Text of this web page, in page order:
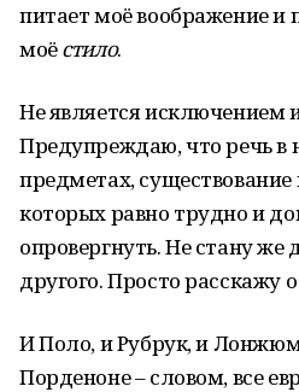
питает моё воображение и
моёстило.
Не является исключением
Предупреждаю, что речь в
предметах, существование
которых равно трудно и
опровергнуть. Не стану же
другого. Просто расскажу
И Поло, и Рубрук, и
Порденоне – словом, все